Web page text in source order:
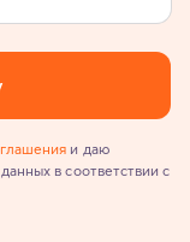
и даю
в соответствии с